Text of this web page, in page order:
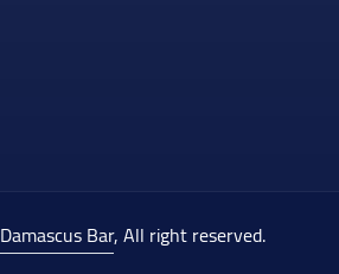
Damascus Bar, All right reserved.